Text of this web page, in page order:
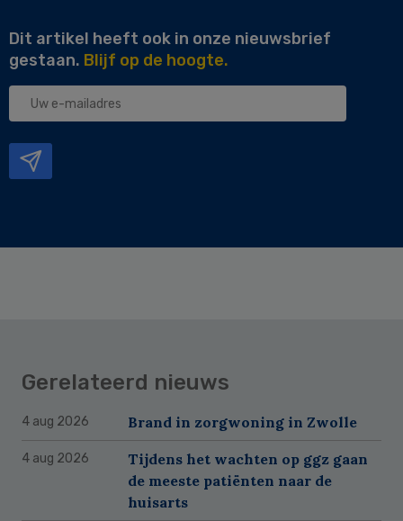
Dit artikel heeft ook in onze nieuwsbrief
gestaan. Blijf op de hoogte.
Uw
Gerelateerd nieuws
4 aug 2026 Brand in zorgwoning in Zwolle
4 aug 2026
Tijdens het wachten op ggz gaan
de meeste patiënten naar de
huisarts